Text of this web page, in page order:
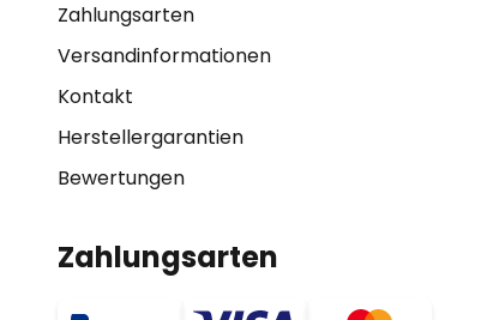
Zahlungsarten
Versandinformationen
Kontakt
Herstellergarantien
Bewertungen
Zahlungsarten